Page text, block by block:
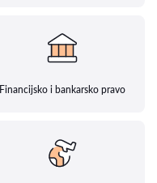
Financijsko i bankarsko pravo